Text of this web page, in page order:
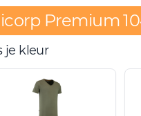
Premium
je kleur